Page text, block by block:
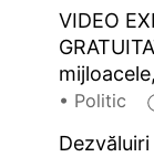
VIDEO
• Politic
Dezvăluiri